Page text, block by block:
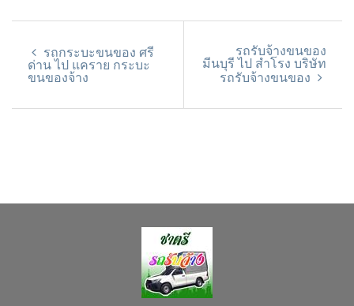
รถกระบะขนของ ศรี
ด่าน ไป แคราย กระบะ
ขนของจ้าง
รถรับจ้างขนของ
มีนบุรี ไป สำโรง บริษัท
รถรับจ้างขนของ